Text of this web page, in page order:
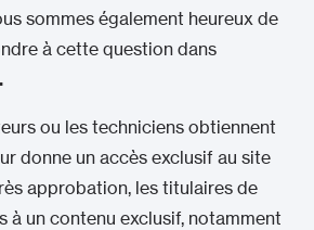
sommes également heureux de
à cette question dans
ou les techniciens obtiennent
donne un accès exclusif au site
approbation, les titulaires de
à un contenu exclusif, notamment